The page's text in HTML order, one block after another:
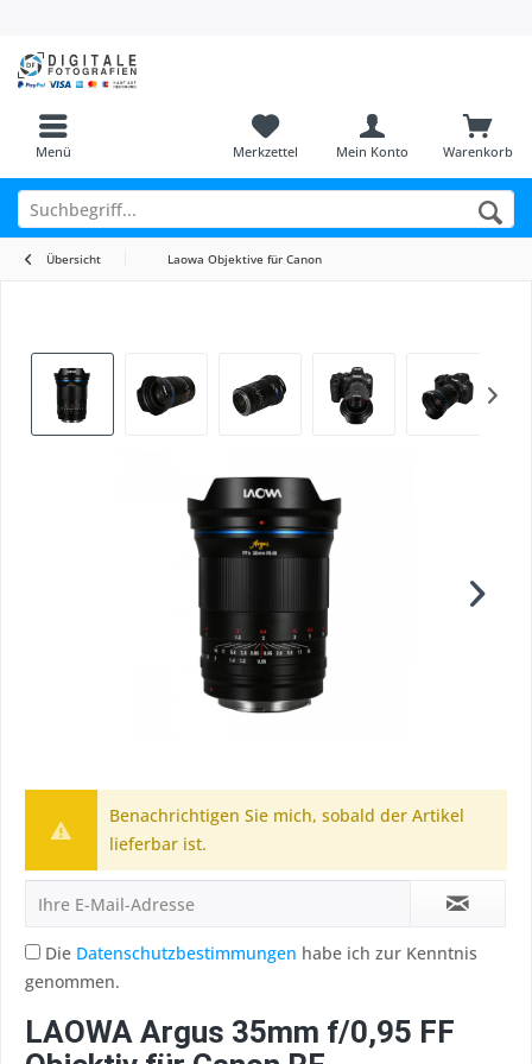
Menü Warenkorb
Merkzettel Mein Konto
Übersicht Laowa Objektive für Canon
Benachrichtigen Sie mich, sobald der Artikel
lieferbar ist.
Die Datenschutzbestimmungen habe ich zur Kenntnis
genommen.
LAOWA Argus 35mm f/0,95 FF